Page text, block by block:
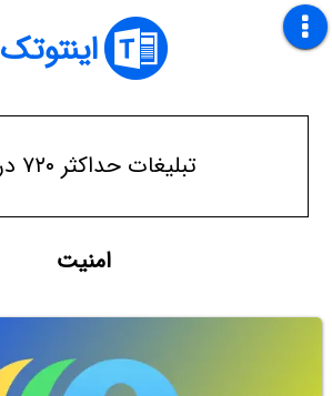
اینتوتک
تبلیغات حداکثر ۷۲۰ در ۹۰
امنیت